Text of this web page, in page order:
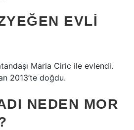
EVLI
Maria Ciric ile evlendi.
2013’te doğdu.
NEDEN MOR